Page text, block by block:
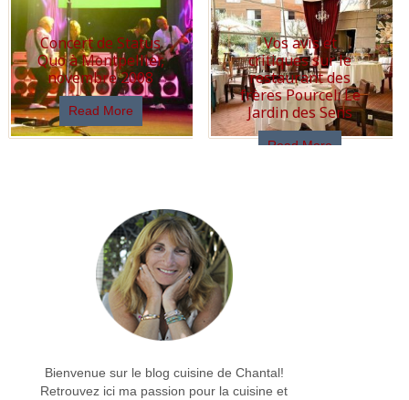
Concert de Status
Quo à Montpellier,
novembre 2008
Read More
Vos avis et
critiques sur le
restaurant des
frères Pourcel: Le
Jardin des Sens
Read More
Bienvenue sur le blog cuisine de Chantal!
Retrouvez ici ma passion pour la cuisine et